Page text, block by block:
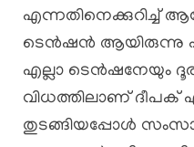
എന്നതിനെക്കുറിച്ച്
ടെൻഷൻ ആയിരുന്നു
എല്ലാ ടെൻഷനേയും
വിധത്തിലാണ്
തുടങ്ങിയപ്പോൾ